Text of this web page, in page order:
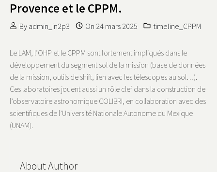
Provence et le CPPM.
By admin_in2p3 On 24 mars 2025 timeline_CPPM
Le LAM, l’OHP et le CPPM sont fortement impliqués dans le
développement du segment sol de la mission (base de données
de la mission, outils de shift, lien avec les télescopes au sol…).
Ces laboratoires jouent aussi un rôle clef dans la construction de
l’observatoire astronomique COLIBRI, en collaboration avec des
scientifiques de l’Université Nationale Autonome du Mexique
(UNAM).
About Author